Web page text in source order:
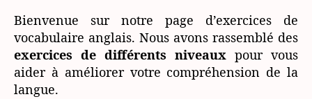
Bienvenue sur notre page d’exercices de
vocabulaire anglais. Nous avons rassemblé des
exercices de différents niveaux pour vous
aider à améliorer votre compréhension de la
langue.